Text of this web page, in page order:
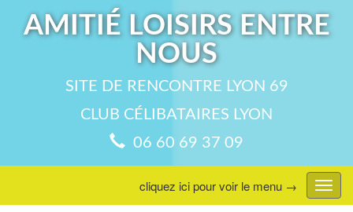
AMITIÉ LOISIRS ENTRE
NOUS
SITE DE RENCONTRE LYON 69
CLUB CÉLIBATAIRES LYON
06 60 69 37 09
menu
cliquez ici pour voir le menu →